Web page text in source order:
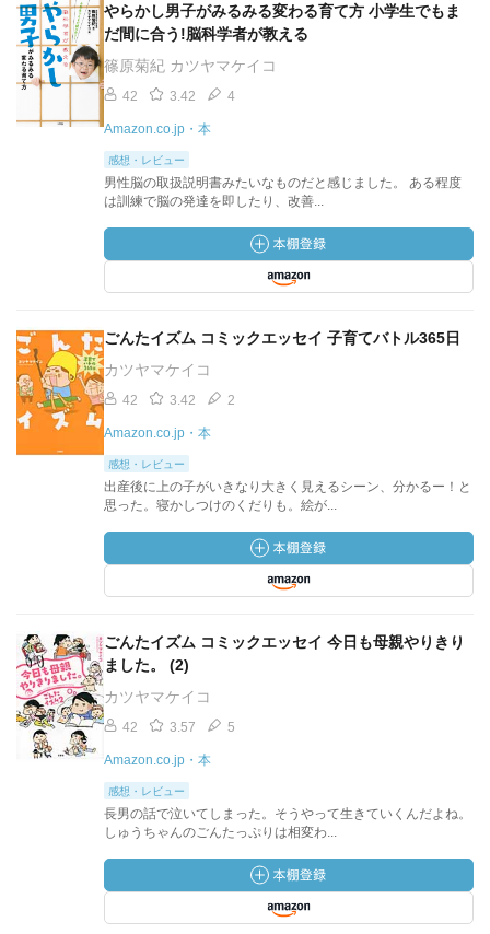
やらかし男子がみるみる変わる育て方 小学生でもま
だ間に合う!脳科学者が教える
篠原菊紀 カツヤマケイコ
42 3.42 4
Amazon.co.jp・本
感想・レビュー
男性脳の取扱説明書みたいなものだと感じました。 ある程度
は訓練で脳の発達を即したり、改善...
ごんたイズム コミックエッセイ 子育てバトル365日
カツヤマケイコ
42 3.42 2
Amazon.co.jp・本
感想・レビュー
出産後に上の子がいきなり大きく見えるシーン、分かるー！と
思った。寝かしつけのくだりも。絵が...
ごんたイズム コミックエッセイ 今日も母親やりきり
ました。 (2)
カツヤマケイコ
42 3.57 5
Amazon.co.jp・本
感想・レビュー
長男の話で泣いてしまった。そうやって生きていくんだよね。
しゅうちゃんのごんたっぷりは相変わ...